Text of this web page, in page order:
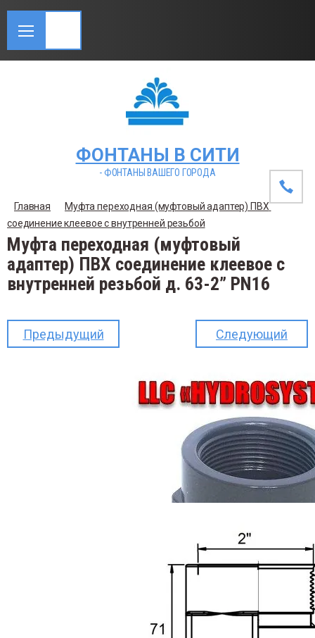
ФОНТАНЫ В СИТИ
- ФОНТАНЫ ВАШЕГО ГОРОДА
Главная
Муфта переходная (муфтовый адаптер) ПВХ
соединение клеевое с внутренней резьбой
Муфта переходная (муфтовый
адаптер) ПВХ соединение клеевое с
внутренней резьбой д. 63-2” PN16
Предыдущий Следующий